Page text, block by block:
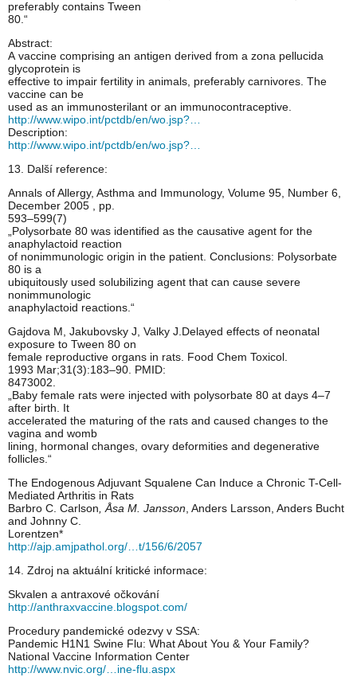
preferably contains Tween
80.“
Abstract:
A vaccine comprising an antigen derived from a zona pellucida
glycoprotein is
effective to impair fertility in animals, preferably carnivores. The
vaccine can be
used as an immunosterilant or an immunocontracep­tive.
http://www.wipo.int/pctdb/en/wo.jsp?…
Description:
http://www.wipo.int/pctdb/en/wo.jsp?…
13. Další reference:
Annals of Allergy, Asthma and Immunology, Volume 95, Number 6,
December 2005 , pp.
593–599(7)
„Polysorbate 80 was identified as the causative agent for the
anaphylactoid reaction
of nonimmunologic origin in the patient. Conclusions: Polysorbate
80 is a
ubiquitously used solubilizing agent that can cause severe
nonimmunologic
anaphylactoid reactions.“
Gajdova M, Jakubovsky J, Valky J.Delayed effects of neonatal
exposure to Tween 80 on
female reproductive organs in rats. Food Chem Toxicol.
1993 Mar;31(3):183–90. PMID:
8473002.
„Baby female rats were injected with polysorbate 80 at days 4–7
after birth. It
accelerated the maturing of the rats and caused changes to the
vagina and womb
lining, hormonal changes, ovary deformities and degenerative
follicles.“
The Endogenous Adjuvant Squalene Can Induce a Chronic T-Cell-
Mediated Arthritis in Rats
Barbro C. Carlson , Åsa M. Jansson , Anders Larsson, Anders Bucht
and Johnny C.
Lorentzen*
http://ajp.amjpathol.org/…t/156/6/2057
14. Zdroj na aktuální kritické informace:
Skvalen a antraxové očkování
http://anthraxvaccine.blogspot.com/
Procedury pandemické odezvy v SSA:
Pandemic H1N1 Swine Flu: What About You & Your Family?
National Vaccine Information Center
http://www.nvic.org/…ine-flu.aspx